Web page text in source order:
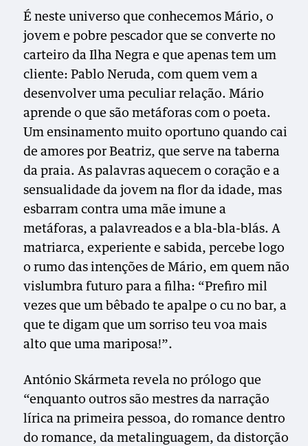
É neste universo que conhecemos Mário, o
jovem e pobre pescador que se converte no
carteiro da Ilha Negra e que apenas tem um
cliente: Pablo Neruda, com quem vem a
desenvolver uma peculiar relação. Mário
aprende o que são metáforas com o poeta.
Um ensinamento muito oportuno quando cai
de amores por Beatriz, que serve na taberna
da praia. As palavras aquecem o coração e a
sensualidade da jovem na flor da idade, mas
esbarram contra uma mãe imune a
metáforas, a palavreados e a bla-bla-blás. A
matriarca, experiente e sabida, percebe logo
o rumo das intenções de Mário, em quem não
vislumbra futuro para a filha: “Prefiro mil
vezes que um bêbado te apalpe o cu no bar, a
que te digam que um sorriso teu voa mais
alto que uma mariposa!”.
António Skármeta revela no prólogo que
“enquanto outros são mestres da narração
lírica na primeira pessoa, do romance dentro
do romance, da metalinguagem, da distorção